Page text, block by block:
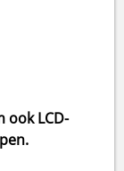
ook LCD-